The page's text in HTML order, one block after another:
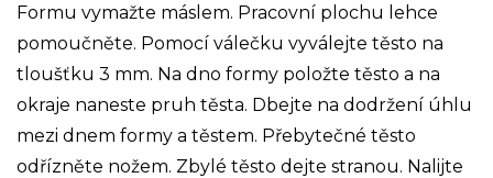
Formu vymažte máslem. Pracovní plochu lehce
pomoučněte. Pomocí válečku vyválejte těsto na
tloušťku 3 mm. Na dno formy položte těsto a na
okraje naneste pruh těsta. Dbejte na dodržení úhlu
mezi dnem formy a těstem. Přebytečné těsto
odřízněte nožem. Zbylé těsto dejte stranou. Nalijte